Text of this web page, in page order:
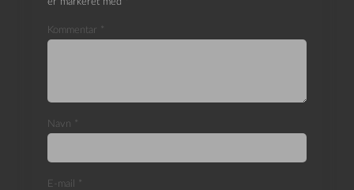
Kommentar *
Navn *
E-mail *